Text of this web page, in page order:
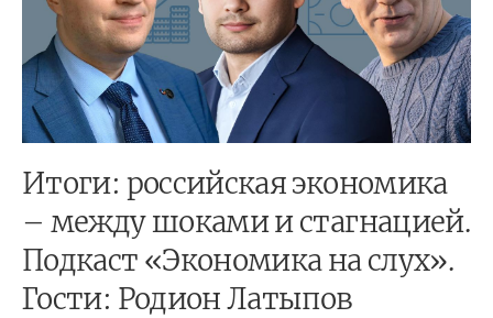
Итоги: российская экономика
– между шоками и стагнацией.
Подкаст «Экономика на слух».
Гости: Родион Латыпов